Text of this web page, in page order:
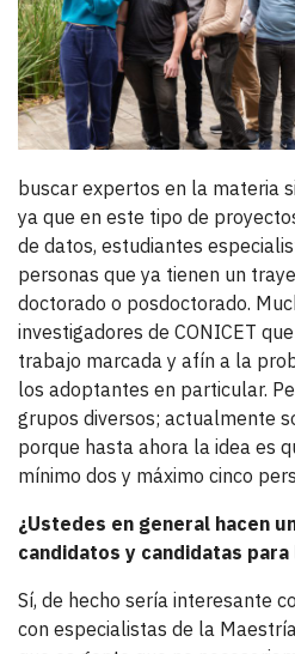
buscar expertos en la materia
ya que en este tipo de
de datos, estudiantes
personas que ya tienen un
doctorado o posdoctorado.
investigadores de CONICET
trabajo marcada y afín a la
los adoptantes en particular.
grupos diversos; actualmente
porque hasta ahora la idea es
mínimo dos y máximo cinco
¿Ustedes en general hacen
candidatos y candidatas
Sí, de hecho sería interesante
con especialistas de la